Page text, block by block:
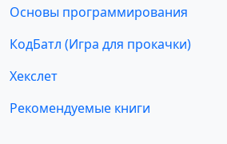
Основы программирования
КодБатл (Игра для прокачки)
Хекслет
Рекомендуемые книги